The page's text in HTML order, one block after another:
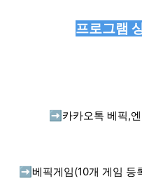
프로그램
➡️ 카카오톡 베픽,
➡️ 베픽게임(10개 게임 등